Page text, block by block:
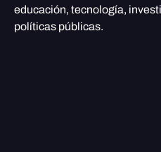
educación, tecnología,
políticas públicas.